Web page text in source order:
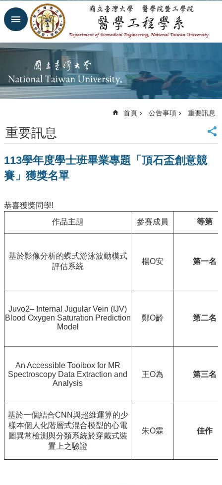
跳到主要內容區塊
進
搜
首
頁
導
覽
大
頁
大
醫
院
院
聯
絡
見
信
公
告
事
首頁 公告事項 重要訊息
重要訊息
113學年度學士班畢業專題「頂石盃創意競
賽」獲獎名單
恭喜獲獎同學!
作品主題
參賽成員 等第
基於影像分析的蝶式游泳波動模式
評估系統
楊O安 第一名
Juvo2– Internal Jugular Vein (IJV)
Blood Oxygen Saturation Prediction
Model
鄭O齡 第二名
An Accessible Toolbox for MR
Spectroscopy Data Extraction and
Analysis
王O為 第三名
基於一個結合CNN與超維運算的少
樣本個人化階層式混合模型的心電
圖異常檢測與分類系統於穿戴式裝
置上之驗證
朱O霖 佳作